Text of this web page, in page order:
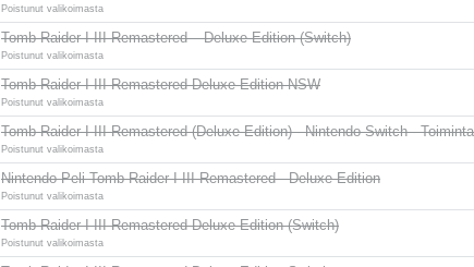
Poistunut valikoimasta
Tomb Raider I-III Remastered – Deluxe Edition (Switch)
Poistunut valikoimasta
Tomb Raider I-III Remastered Deluxe Edition NSW
Poistunut valikoimasta
Tomb Raider I-III Remastered (Deluxe Edition) - Nintendo Switch -
Poistunut valikoimasta
Nintendo Peli Tomb Raider I-III Remastered - Deluxe Edition
Poistunut valikoimasta
Tomb Raider I-III Remastered Deluxe Edition (Switch)
Poistunut valikoimasta